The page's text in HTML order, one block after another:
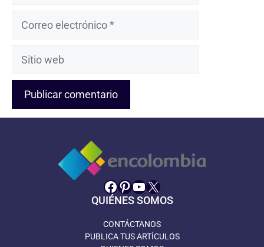
Sitio
Facebook
Pinterest
YouTube
X
QUIÉNES SOMOS
CONTÁCTANOS
PUBLICA TUS ARTÍCULOS